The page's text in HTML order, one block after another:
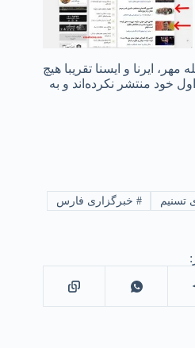
ایرنا و ایسنا تقریبا هیچ
خود منتشر نکرده‌اند و به
تسنیم # خبرگزاری فارس